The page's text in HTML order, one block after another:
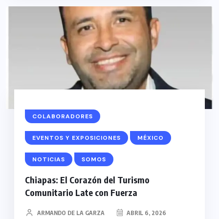
COLABORADORES
EVENTOS Y EXPOSICIONES MÉXICO
NOTICIAS SOMOS
Chiapas: El Corazón del Turismo
Comunitario Late con Fuerza
ARMANDO DE LA GARZA ABRIL 6, 2026